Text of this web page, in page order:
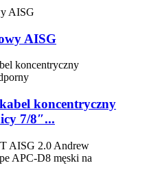
AISG
koncentryczny
7/8″...